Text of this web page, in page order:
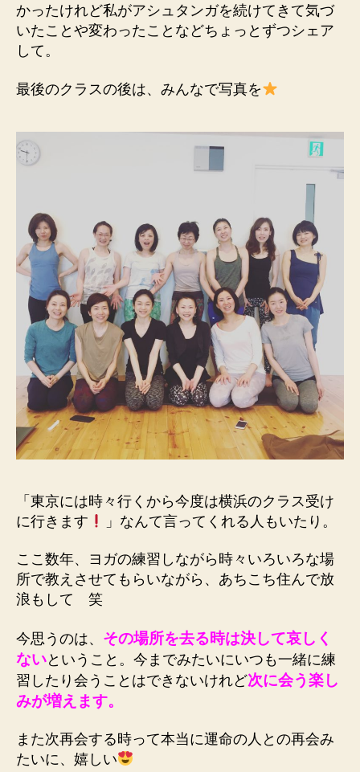
かったけれど私がアシュタンガを続けてきて気づ
いたことや変わったことなどちょっとずつシェア
して。
最後のクラスの後は、みんなで写真を
「東京には時々行くから今度は横浜のクラス受け
に行きます
」なんて言ってくれる人もいたり。
ここ数年、ヨガの練習しながら時々いろいろな場
所で教えさせてもらいながら、あちこち住んで放
浪もして 笑
今思うのは、 その場所を去る時は決して哀しく
ないということ。今までみたいにいつも一緒に練
習したり会うことはできないけれど次に会う楽し
みが増えます。
また次再会する時って本当に運命の人との再会み
たいに、嬉しい